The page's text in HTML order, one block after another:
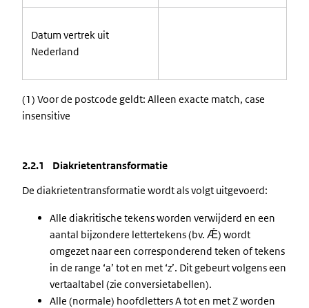
Datum vertrek uit
Nederland
(1) Voor de postcode geldt: Alleen exacte match, case
insensitive
2.2.1 Diakrietentransformatie
De diakrietentransformatie wordt als volgt uitgevoerd:
Alle diakritische tekens worden verwijderd en een
aantal bijzondere lettertekens (bv. Ǽ) wordt
omgezet naar een corresponderend teken of tekens
in de range ‘a’ tot en met ‘z’. Dit gebeurt volgens een
vertaaltabel (zie conversietabellen).
Alle (normale) hoofdletters A tot en met Z worden